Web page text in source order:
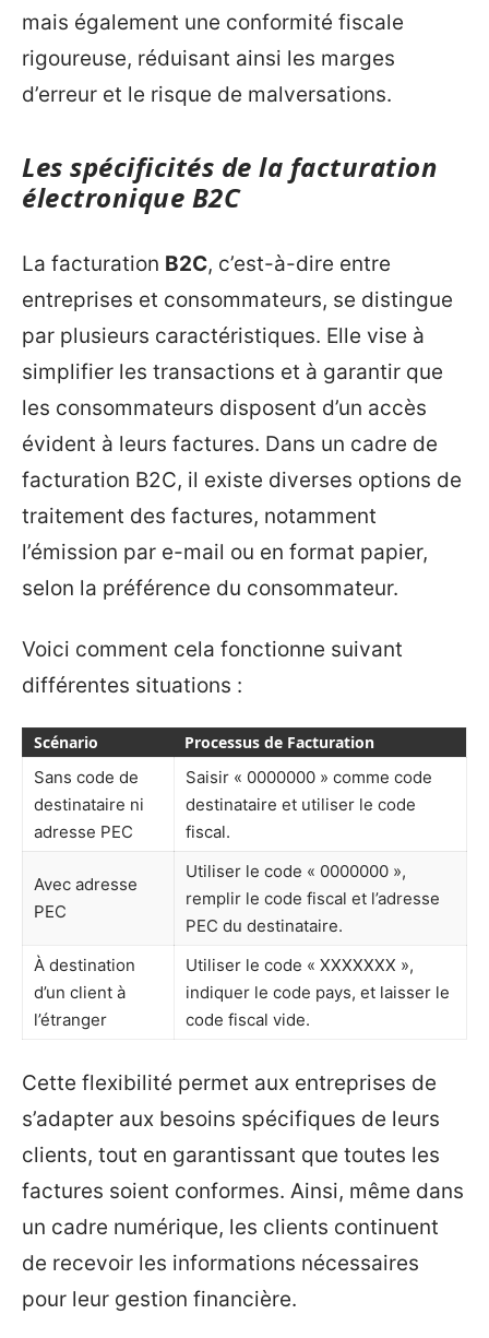
mais également une conformité fiscale
rigoureuse, réduisant ainsi les marges
d’erreur et le risque de malversations.
Les spécificités de la facturation
électronique B2C
La facturation B2C, c’est-à-dire entre
entreprises et consommateurs, se distingue
par plusieurs caractéristiques. Elle vise à
simplifier les transactions et à garantir que
les consommateurs disposent d’un accès
évident à leurs factures. Dans un cadre de
facturation B2C, il existe diverses options de
traitement des factures, notamment
l’émission par e-mail ou en format papier,
selon la préférence du consommateur.
Voici comment cela fonctionne suivant
différentes situations :
Scénario
Processus de Facturation
Sans code de
destinataire ni
adresse PEC
Saisir « 0000000 » comme code
destinataire et utiliser le code
fiscal.
Avec adresse
PEC
Utiliser le code « 0000000 »,
remplir le code fiscal et l’adresse
PEC du destinataire.
À destination
d’un client à
l’étranger
Utiliser le code « XXXXXXX »,
indiquer le code pays, et laisser le
code fiscal vide.
Cette flexibilité permet aux entreprises de
s’adapter aux besoins spécifiques de leurs
clients, tout en garantissant que toutes les
factures soient conformes. Ainsi, même dans
un cadre numérique, les clients continuent
de recevoir les informations nécessaires
pour leur gestion financière.